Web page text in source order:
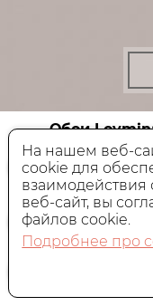
Обои
На нашем веб-
cookie для
взаимодействия
веб-сайт, вы
файлов cookie.
Подробнее про